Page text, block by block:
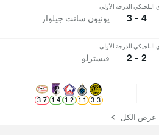
البلجيكي الدرجة الأولى
4 - 3 يونيون سانت جيلواز
البلجيكي الدرجة الأولى
2 - 2 فيسترلو
3
-
3
1
-
1
2
-
1
4
-
1
7
-
3
الكل